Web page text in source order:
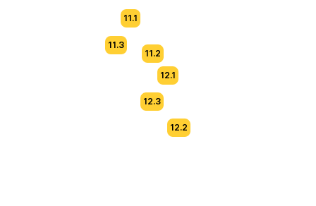
11.3
11.1
11.2
12.1
12.2
12.3